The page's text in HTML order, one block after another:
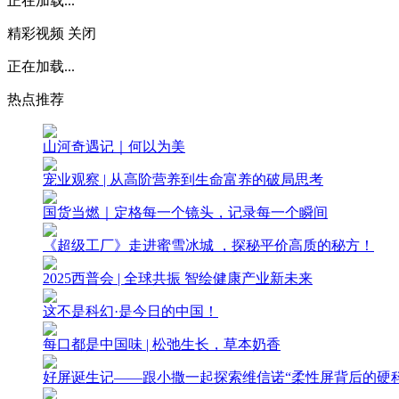
精彩视频 关闭
正在加载...
热点推荐
山河奇遇记｜何以为美
宠业观察 | 从高阶营养到生命富养的破局思考
国货当燃｜定格每一个镜头，记录每一个瞬间
《超级工厂》走进蜜雪冰城 ，探秘平价高质的秘方！
2025西普会 | 全球共振 智绘健康产业新未来
这不是科幻·是今日的中国！
每口都是中国味 | 松弛生长，草本奶香
好屏诞生记——跟小撒一起探索维信诺“柔性屏背后的硬